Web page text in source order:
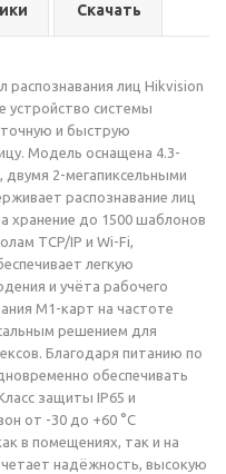
Скачать
лиц Hikvision
устройство системы
и быструю
Модель оснащена 4.3-
2-мегапиксельными
распознавание лиц
хранение до 1500 шаблонов
TCP/IP и Wi-Fi,
легкую
и учёта рабочего
M1-карт на частоте
решением для
Благодаря питанию по
обеспечивать
защиты IP65 и
от -30 до +60 °C
в помещениях, так и на
надёжность, высокую